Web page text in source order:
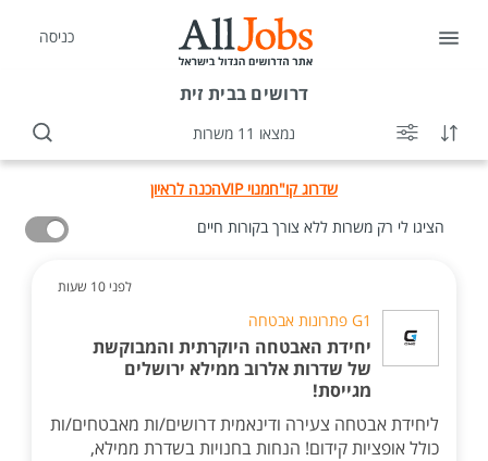
כניסה
דרושים בבית זית
נמצאו 11 משרות
שדרוג קו"חמנוי VIP
הכנה לראיון
הציגו לי רק משרות ללא צורך בקורות חיים
לפני 10 שעות
G1 פתרונות אבטחה
יחידת האבטחה היוקרתית והמבוקשת
של שדרות אלרוב ממילא ירושלים
מגייסת!
ליחידת אבטחה צעירה ודינאמית דרושים/ות מאבטחים/ות
כולל אופציות קידום! הנחות בחנויות בשדרת ממילא,